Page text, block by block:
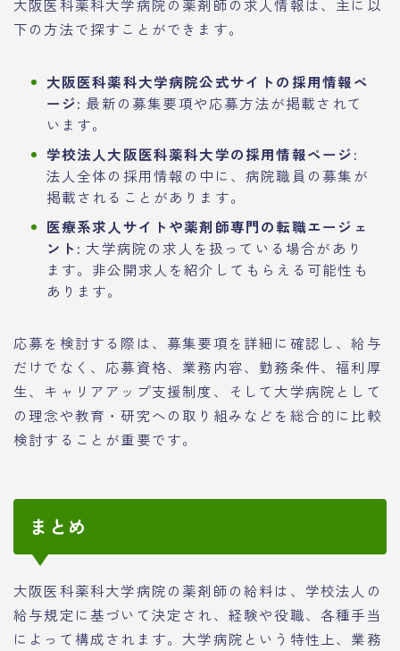
大阪医科薬科大学病院の薬剤師の求人情報は、主に以
下の方法で探すことができます。
大阪医科薬科大学病院公式サイトの採用情報ペ
ージ: 最新の募集要項や応募方法が掲載されて
います。
学校法人大阪医科薬科大学の採用情報ページ:
法人全体の採用情報の中に、病院職員の募集が
掲載されることがあります。
医療系求人サイトや薬剤師専門の転職エージェ
ント: 大学病院の求人を扱っている場合があり
ます。非公開求人を紹介してもらえる可能性も
あります。
応募を検討する際は、募集要項を詳細に確認し、給与
だけでなく、応募資格、業務内容、勤務条件、福利厚
生、キャリアアップ支援制度、そして大学病院として
の理念や教育・研究への取り組みなどを総合的に比較
検討することが重要です。
まとめ
大阪医科薬科大学病院の薬剤師の給料は、学校法人の
給与規定に基づいて決定され、経験や役職、各種手当
によって構成されます。大学病院という特性上、業務